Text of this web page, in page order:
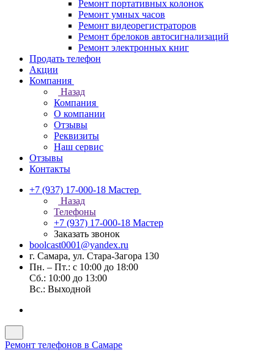
Ремонт портативных колонок
Ремонт умных часов
Ремонт видеорегистраторов
Ремонт брелоков автосигнализаций
Ремонт электронных книг
Продать телефон
Акции
Компания
Назад
Компания
О компании
Отзывы
Реквизиты
Наш сервис
Отзывы
Контакты
+7 (937) 17-000-18 Мастер
Назад
Телефоны
+7 (937) 17-000-18 Мастер
Заказать звонок
boolcast0001@yandex.ru
г. Самара, ул. Стара-Загора 130
Пн. – Пт.: с 10:00 до 18:00
Сб.: 10:00 до 13:00
Вс.: Выходной
Ремонт телефонов в Самаре